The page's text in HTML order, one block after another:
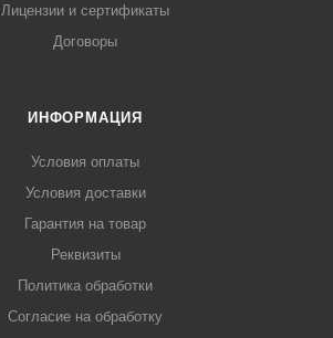
Лицензии и сертификаты
Договоры
ИНФОРМАЦИЯ
Условия оплаты
Условия доставки
Гарантия на товар
Реквизиты
Политика обработки
Согласие на обработку